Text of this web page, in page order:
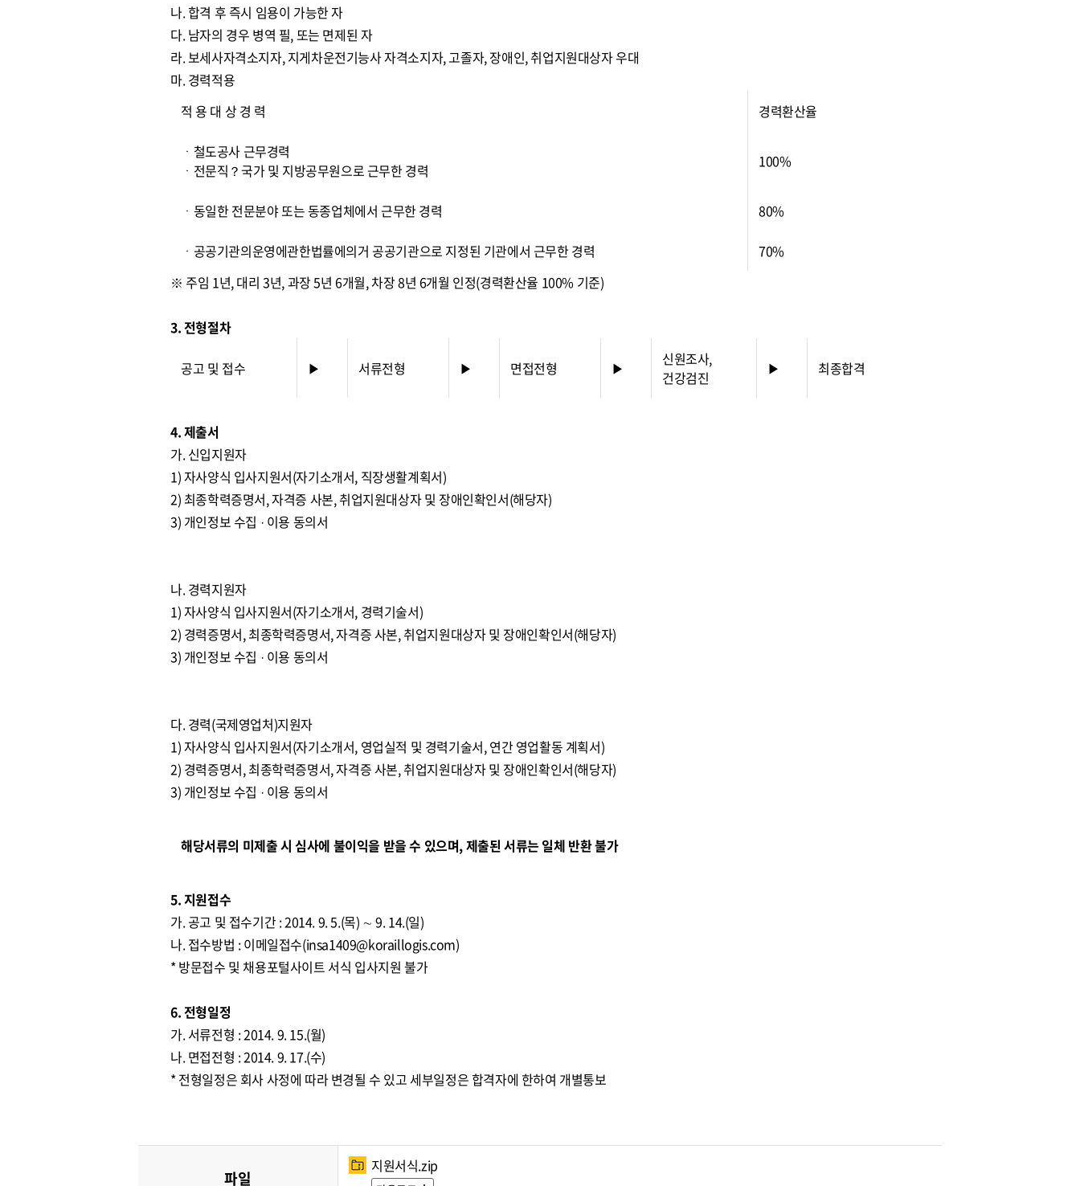
나. 합격 후 즉시 임용이 가능한 자
다. 남자의 경우 병역 필, 또는 면제된 자
라. 보세사자격소지자, 지게차운전기능사 자격소지자, 고졸자, 장애인, 취업지원대상자 우대
마. 경력적용
적 용 대 상 경 력
경력환산율
ㆍ철도공사 근무경력
ㆍ전문직？국가 및 지방공무원으로 근무한 경력
100%
ㆍ동일한 전문분야 또는 동종업체에서 근무한 경력 80%
ㆍ공공기관의운영에관한법률에의거 공공기관으로 지정된 기관에서 근무한 경력
70%
※ 주임 1년, 대리 3년, 과장 5년 6개월, 차장 8년 6개월 인정(경력환산율 100% 기준)
3. 전형절차
공고 및 접수 ▶ 서류전형 ▶ 면접전형 ▶
신원조사,
건강검진
▶ 최종합격
4. 제출서
가. 신입지원자
1) 자사양식 입사지원서(자기소개서, 직장생활계획서)
2) 최종학력증명서, 자격증 사본, 취업지원대상자 및 장애인확인서(해당자)
3) 개인정보 수집 · 이용 동의서
나. 경력지원자
1) 자사양식 입사지원서(자기소개서, 경력기술서)
2) 경력증명서, 최종학력증명서, 자격증 사본, 취업지원대상자 및 장애인확인서(해당자)
3) 개인정보 수집 · 이용 동의서
다. 경력(국제영업처)지원자
1) 자사양식 입사지원서(자기소개서, 영업실적 및 경력기술서, 연간 영업활동 계획서)
2) 경력증명서, 최종학력증명서, 자격증 사본, 취업지원대상자 및 장애인확인서(해당자)
3) 개인정보 수집 · 이용 동의서
해당서류의 미제출 시 심사에 불이익을 받을 수 있으며, 제출된 서류는 일체 반환 불가
5. 지원접수
가. 공고 및 접수기간 : 2014. 9. 5.(목) ∼ 9. 14.(일)
나. 접수방법 : 이메일접수(insa1409@koraillogis.com)
* 방문접수 및 채용포털사이트 서식 입사지원 불가
6. 전형일정
가. 서류전형 : 2014. 9. 15.(월)
나. 면접전형 : 2014. 9. 17.(수)
* 전형일정은 회사 사정에 따라 변경될 수 있고 세부일정은 합격자에 한하여 개별통보
파일
지원서식.zip